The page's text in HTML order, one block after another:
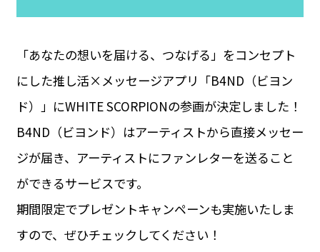
「あなたの想いを届ける、つなげる」をコンセプト
にした推し活×メッセージアプリ「B4ND（ビヨン
ド）」にWHITE SCORPIONの参画が決定しました！
B4ND（ビヨンド）はアーティストから直接メッセー
ジが届き、アーティストにファンレターを送ること
ができるサービスです。
期間限定でプレゼントキャンペーンも実施いたしま
すので、ぜひチェックしてください！